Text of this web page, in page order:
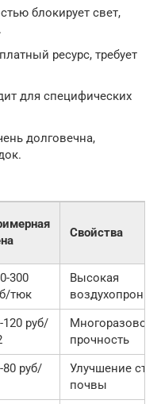
блокирует свет,
ресурс, требует
для специфических
долговечна,
Свойства
300
тюк
Высокая
120 руб/
прочность
80 руб/
Улучшение
почвы